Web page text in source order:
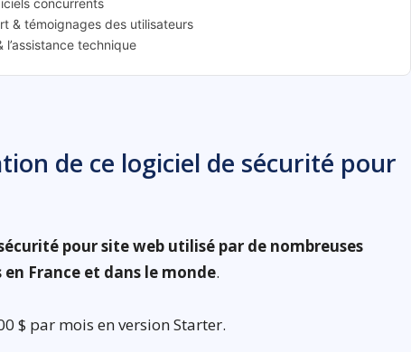
& témoignages des utilisateurs
l’assistance technique
de ce logiciel de sécurité pour
pour site web utilisé par de nombreuses
France et dans le monde.
$ par mois en version Starter.